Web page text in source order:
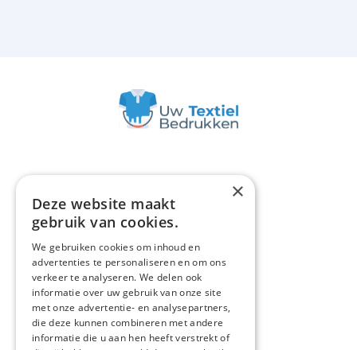
ASSORTIMENT
Promotiekleding
Onze merken
Alle producten
×
Deze website maakt
gebruik van cookies.
We gebruiken cookies om inhoud en
advertenties te personaliseren en om ons
verkeer te analyseren. We delen ook
informatie over uw gebruik van onze site
met onze advertentie- en analysepartners,
die deze kunnen combineren met andere
informatie die u aan hen heeft verstrekt of